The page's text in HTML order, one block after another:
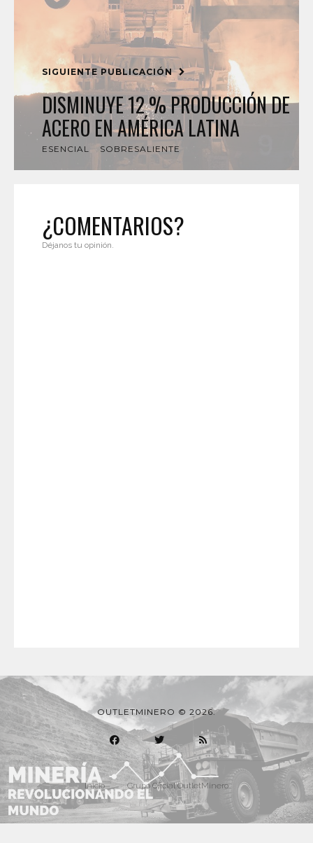
SIGUIENTE PUBLICACIÓN
DISMINUYE 12 % PRODUCCIÓN DE
ACERO EN AMÉRICA LATINA
ESENCIAL SOBRESALIENTE
¿COMENTARIOS?
Déjanos tu opinión.
OUTLETMINERO © 2026.
Inicio Grupo Oficial OutletMinero